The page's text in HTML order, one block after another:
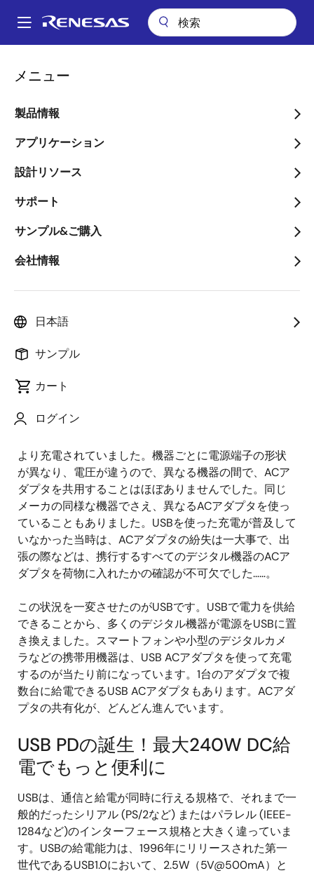
ン
Main
メニュー
製品情報
アプリケーション
設計リソース
サポート
サンプル&ご購入
会社情報
日本語
サンプル
カート
ログイン
パ
ン
く
ず
Power Delivery (USB PD)」の普及が本格化していま
す。USB PDとは何か、どのような利点があるのか、
USB PDの基本を学びましょう。
ます。用語、略語に関しては、巻末に説明をまとめて
USBが電源を変えた
は当たり前の光景になっています。しかし、10年ほど
より充電されていました。機器ごとに電源端子の形状
が異なり、電圧が違うので、異なる機器の間で、ACア
ダプタを共用することはほぼありませんでした。同じ
メーカの同様な機器でさえ、異なるACアダプタを使っ
ていることもありました。USBを使った充電が普及して
いなかった当時は、ACアダプタの紛失は一大事で、出
張の際などは、携行するすべてのデジタル機器のACア
ダプタを荷物に入れたかの確認が不可欠でした……。
この状況を一変させたのがUSBです。USBで電力を供給
できることから、多くのデジタル機器が電源をUSBに置
き換えました。スマートフォンや小型のデジタルカメ
ラなどの携帯用機器は、USB ACアダプタを使って充電
するのが当たり前になっています。1台のアダプタで複
数台に給電できるUSB ACアダプタもあります。ACアダ
プタの共有化が、どんどん進んでいます。
USB PDの誕生！最大240W DC給
電でもっと便利に
USBは、通信と給電が同時に行える規格で、それまで一
般的だったシリアル (PS/2など) またはパラレル (IEEE-
1284など)のインターフェース規格と大きく違っていま
す。USBの給電能力は、1996年にリリースされた第一
世代であるUSB1.0において、2.5W（5V@500mA）と